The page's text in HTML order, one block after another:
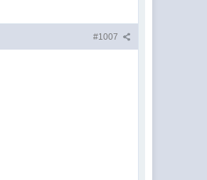
#1007